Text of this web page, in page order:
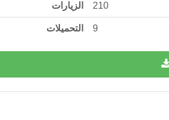
الزيارات 210
التحميلات 9